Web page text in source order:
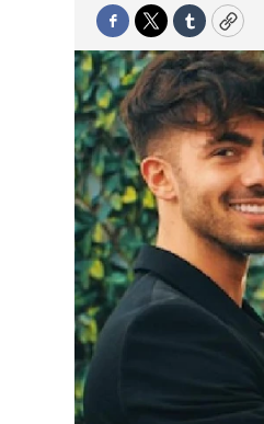
Facebook
TwitterTumblrCopy